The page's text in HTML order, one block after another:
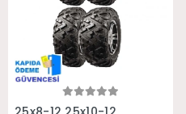
Sepete Ekle